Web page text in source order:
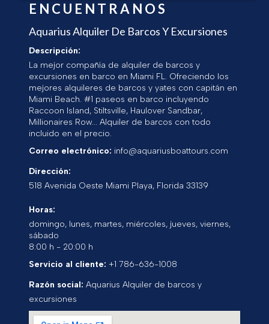
ENCUENTRANOS
Aquarius Alquiler De Barcos Y Excursiones
Descripción:
La mejor compañía de alquiler de barcos y
excursiones en barco en Miami FL. Ofreciendo los
mejores alquileres de barcos y yates con capitán en
Miami Beach. #1 paseos en barco incluyendo
Raccoon Island, Stiltsville, Haulover Sandbar,
Millionaires Row... Alquiler de barcos con todo
incluido en el precio.
Correo electrónico: info@aquariusboattours.com
Dirección:
518 Avenida Oeste Miami Playa, Florida 33139
Horas:
domingo, lunes, martes, miércoles, jueves, viernes,
sábado
8:00 h - 20:00 h
Servicio al cliente: +1 786-636-1008
Razón social: Aquarius Alquiler de barcos y
excursiones